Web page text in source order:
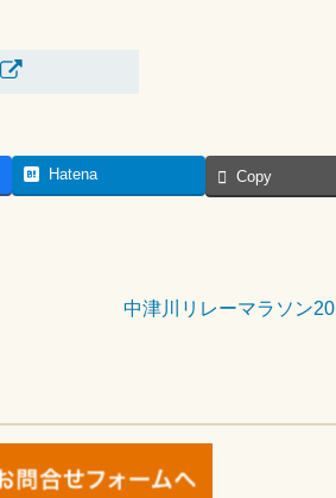
Hatena Copy
中津川リレーマラソン